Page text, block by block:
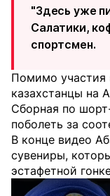
"Здесь уже
Салатики,
спортсмен.
Помимо участия
казахстанцы на
Сборная по
поболеть за
В конце видео
сувениры,
эстафетной